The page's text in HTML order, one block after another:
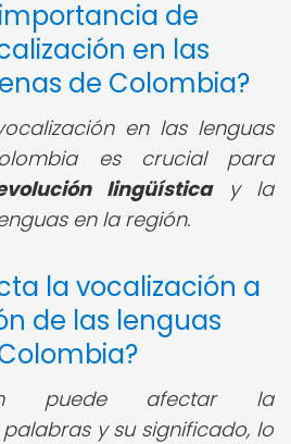
de
en las
de Colombia?
en las lenguas
es crucial para
lingüísticay la
en la región.
la vocalización a
de las lenguas
puede afectar la
y su significado, lo